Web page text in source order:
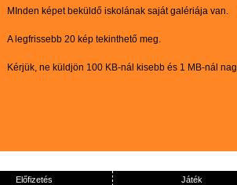
MInden képet beküldő iskolának saját galériája van.
A legfrissebb 20 kép tekinthető meg.
Kérjük, ne küldjön 100 KB-nál kisebb és 1 MB-nál
Előfizetés Játék